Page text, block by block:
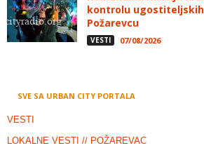
kontrolu
Požarevcu
VESTI 07/08/2026
SVE SA URBAN CITY PORTALA
VESTI
LOKALNE VESTI // POŽAREVAC